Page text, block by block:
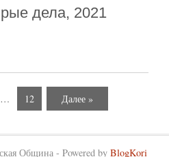
дела, 2021
… 12 Далее »
Община - Powered by BlogKori